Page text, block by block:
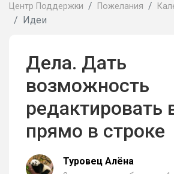
Центр Поддержки Пожелания
Идеи
Дела. Дать
возможность
редактировать
прямо в строке
Туровец Алёна